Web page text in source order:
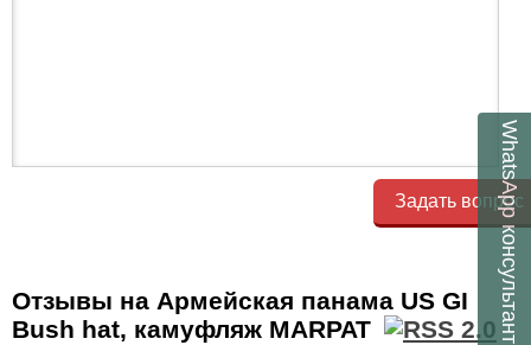
Задать вопрос
Отзывы на Армейская панама US GI
Bush hat, камуфляж MARPAT
WhatsApp
консультант